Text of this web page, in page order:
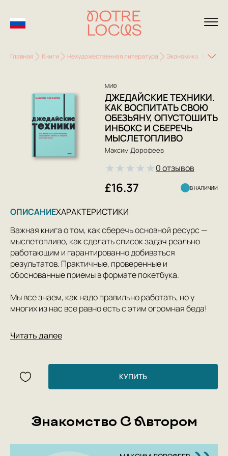
Главная Книги Нехудожественная литература Экономика.
МИФ
ДЖЕДАЙСКИЕ ТЕХНИКИ.
КАК ВОСПИТАТЬ СВОЮ
ОБЕЗЬЯНУ, ОПУСТОШИТЬ
ИНБОКС И СБЕРЕЧЬ
МЫСЛЕТОПЛИВО
Максим Дорофеев
★★★★★0 отзывов
£16.37 В НАЛИЧИИ
ОПИСАНИЕХАРАКТЕРИСТИКИ
Важная книга о том, как сберечь основной ресурс —
мыслетопливо, как сделать список задач реально
работающим и гарантированно добиваться
результатов. Практичные, проверенные и
обоснованные приемы в формате покетбука.
Мы все знаем, как надо правильно работать, но у
многих из нас все равно есть с этим огромная беда!
Мы знаем, что нужно правильно расставлять
приоритеты, заниматься сначала первоочередными
важным делом, есть слона частями, лягушку — утром,
а отвар летучих мышей принимать на ночь... Мы все
это знаем, но по какой-то причине делаем все, как
несобранности, в результате чего нажить массу
комплексов и работать еще хуже, только при этом еще
и начать ненавидеть всех окружающих.
Читать далее
КУПИТЬ
Знакомство С Автором